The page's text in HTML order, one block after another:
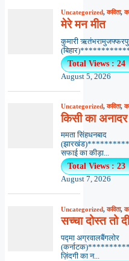
Uncategorized,कविता,
मेरे मन मीत
कुमारी
Total Views : 24
August 5, 2026
Uncategorized,कविता,
किसी का अनादर
ममता सिंहधनबाद
सफाई का कीड़ा...
Total Views : 23
August 7, 2026
Uncategorized,कविता,
सच्चा दोस्त तो
पद्मा अग्रवालबैंगलोर
ज़िंदगी का न...